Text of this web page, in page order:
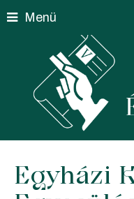
Menü
Egyházi